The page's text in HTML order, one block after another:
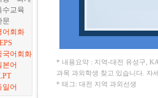
수교육
문
어회화
국어회화
본어
일어
* 내용요약 : 지역-대전 유성구,
과목 과외학생 찾고 있습니다. 자
* 태그: 대전 지역 과외선생